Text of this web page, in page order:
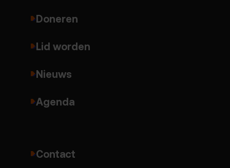
Doneren
Lid worden
Nieuws
Agenda
Contact